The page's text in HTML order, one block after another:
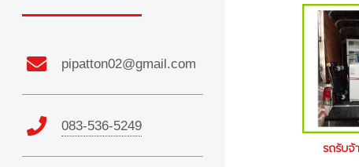
รถรับจ้
pipatton02@gmail.com
083-536-5249